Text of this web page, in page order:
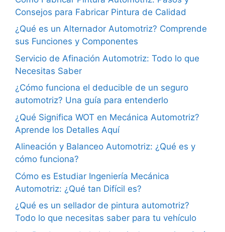
Consejos para Fabricar Pintura de Calidad
¿Qué es un Alternador Automotriz? Comprende
sus Funciones y Componentes
Servicio de Afinación Automotriz: Todo lo que
Necesitas Saber
¿Cómo funciona el deducible de un seguro
automotriz? Una guía para entenderlo
¿Qué Significa WOT en Mecánica Automotriz?
Aprende los Detalles Aquí
Alineación y Balanceo Automotriz: ¿Qué es y
cómo funciona?
Cómo es Estudiar Ingeniería Mecánica
Automotriz: ¿Qué tan Difícil es?
¿Qué es un sellador de pintura automotriz?
Todo lo que necesitas saber para tu vehículo